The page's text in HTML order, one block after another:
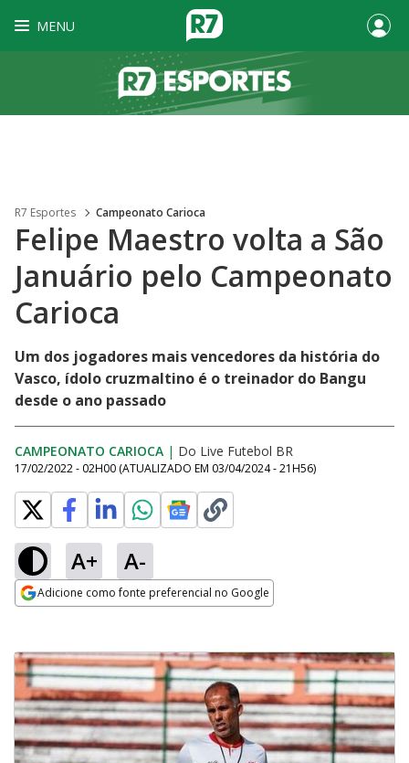
MENU
R7 Esportes Campeonato Carioca
Felipe Maestro volta a São
Januário pelo Campeonato
Carioca
Um dos jogadores mais vencedores da história do
Vasco, ídolo cruzmaltino é o treinador do Bangu
desde o ano passado
CAMPEONATO CARIOCA | Do Live Futebol BR
17/02/2022 - 02H00 (ATUALIZADO EM 03/04/2024 - 21H56)
A+ A-
Adicione como fonte preferencial no Google